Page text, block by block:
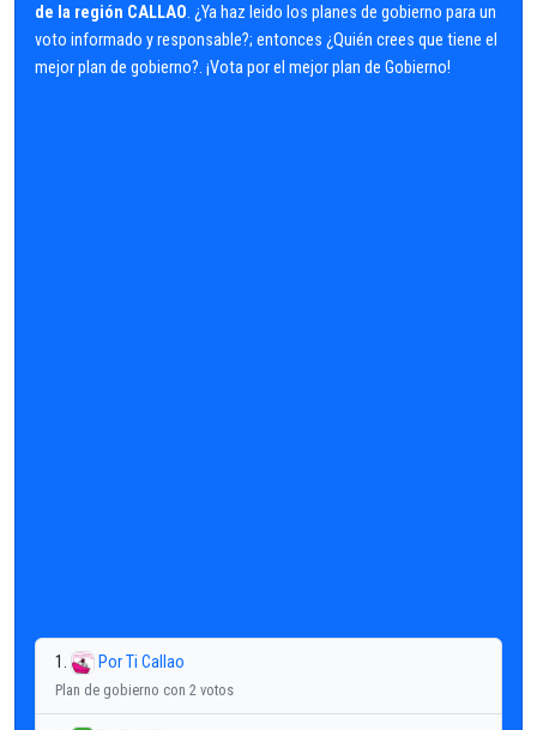
de la región CALLAO. ¿Ya haz leido los planes de gobierno para un
voto informado y responsable?; entonces ¿Quién crees que tiene el
mejor plan de gobierno?. ¡Vota por el mejor plan de Gobierno!
1. Por Ti Callao
Plan de gobierno con 2 votos